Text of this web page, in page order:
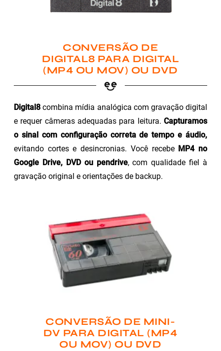
CONVERSÃO DE
DIGITAL8 PARA DIGITAL
(MP4 OU MOV) OU DVD
Digital8 combina mídia analógica com gravação digital
e requer câmeras adequadas para leitura. Capturamos
o sinal com configuração correta de tempo e áudio,
evitando cortes e desincronias. Você recebe MP4 no
Google Drive, DVD ou pendrive, com qualidade fiel à
gravação original e orientações de backup.
CONVERSÃO DE MINI-
DV PARA DIGITAL (MP4
OU MOV) OU DVD